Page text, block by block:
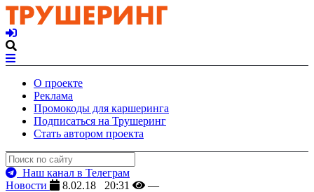
О проекте
Реклама
Промокоды для каршеринга
Подписаться на Трушеринг
Стать автором проекта
Наш канал в Телеграм
Новости
8.02.18 20:31 —